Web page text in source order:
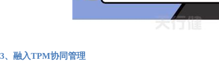
3、融入TPM协同管理